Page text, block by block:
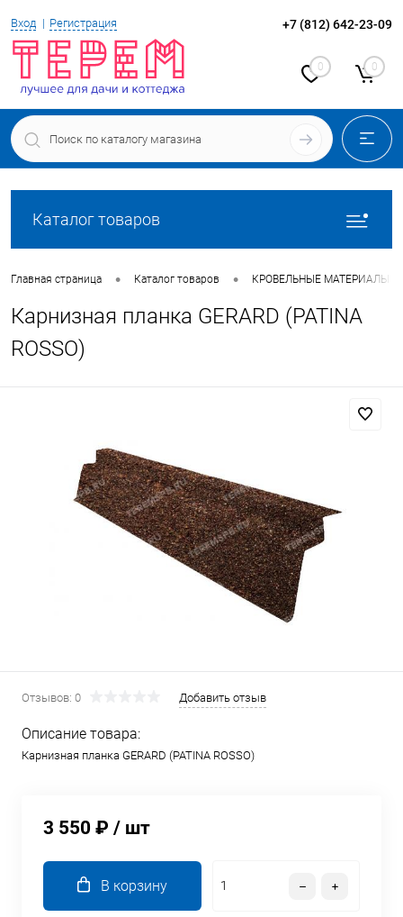
Вход Регистрация +7 (812) 642-23-09
0 0
Каталог товаров
Главная страница • Каталог товаров • КРОВЕЛЬНЫЕ МАТЕРИАЛЫ
Карнизная планка GERARD (PATINA
ROSSO)
Отзывов: 0 Добавить отзыв
Описание товара:
Карнизная планка GERARD (PATINA ROSSO)
3 550 ₽ / шт
В корзину